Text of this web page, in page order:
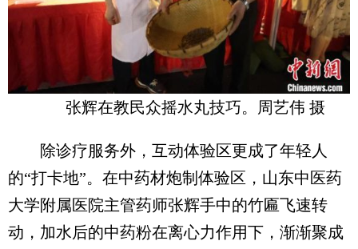
张辉在教民众摇水丸技巧。周艺伟 摄
除诊疗服务外，互动体验区更成了年轻人
的“打卡地”。在中药材炮制体验区，山东中医药
大学附属医院主管药师张辉手中的竹匾飞速转
动，加水后的中药粉在离心力作用下，渐渐聚成